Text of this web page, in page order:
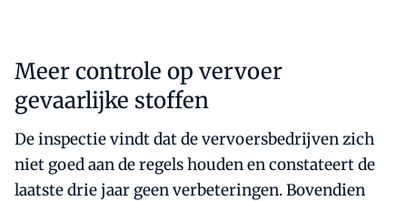
Meer controle op vervoer
gevaarlijke stoffen
De inspectie vindt dat de vervoersbedrijven zich
niet goed aan de regels houden en constateert de
laatste drie jaar geen verbeteringen. Bovendien